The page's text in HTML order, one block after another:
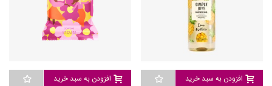
افزودن به سبد خرید افزودن به سبد خرید